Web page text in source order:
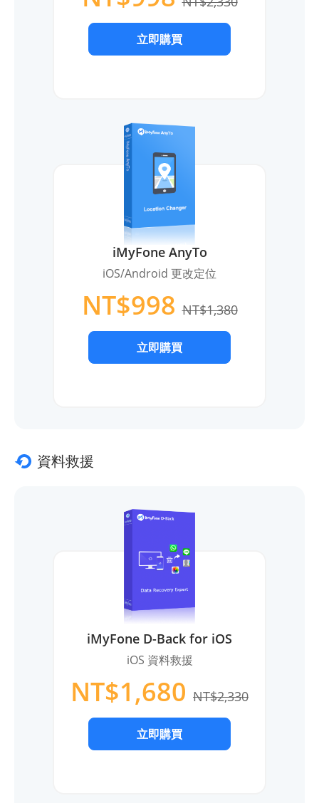
立即購買
iMyFone AnyTo
iOS/Android 更改定位
NT$998 NT$1,380
立即購買
資料救援
iMyFone D-Back for iOS
iOS 資料救援
NT$1,680 NT$2,330
立即購買